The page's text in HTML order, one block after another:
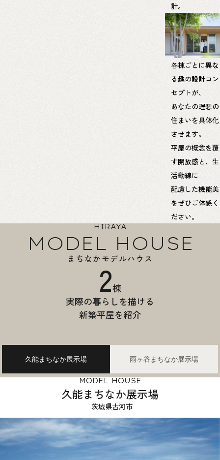
計。
各棟ごとに異な
る趣の設計コン
セプトが、
あなたの理想の
住まいを具体化
させます。
平屋の概念を覆
す開放感と、生
活動線に
配慮した機能美
をぜひご体感く
ださい。
HIRAYA
MODEL HOUSE
まちなかモデルハウス
2棟
実際の暮らしを描ける
新築平屋を紹介
久能まちなか展示場 雨ヶ谷まちなか展示場
MODEL HOUSE
久能まちなか展示場
茨城県古河市